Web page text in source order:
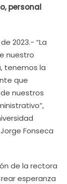
personal
2023.- “La
nuestro
tenemos la
que
nuestros
Fonseca
de la rectora
esperanza